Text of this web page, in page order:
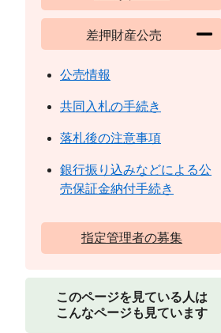
差押財産公売
公売情報
共同入札の手続き
落札後の注意事項
銀行振り込みなどによる公
売保証金納付手続き
指定管理者の募集
このページを見ている人は
こんなページも見ています